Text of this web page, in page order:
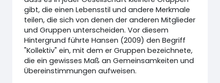
gibt, die einen Lebensstil und andere Merkmale
teilen, die sich von denen der anderen Mitglieder
und Gruppen unterscheiden. Vor diesem
Hintergrund führte Hansen (2009) den Begriff
"Kollektiv" ein, mit dem er Gruppen bezeichnete,
die ein gewisses Maß an Gemeinsamkeiten und
Übereinstimmungen aufweisen.